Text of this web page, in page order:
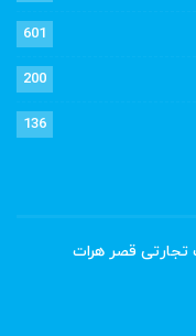
601
200
136
قصر هرات